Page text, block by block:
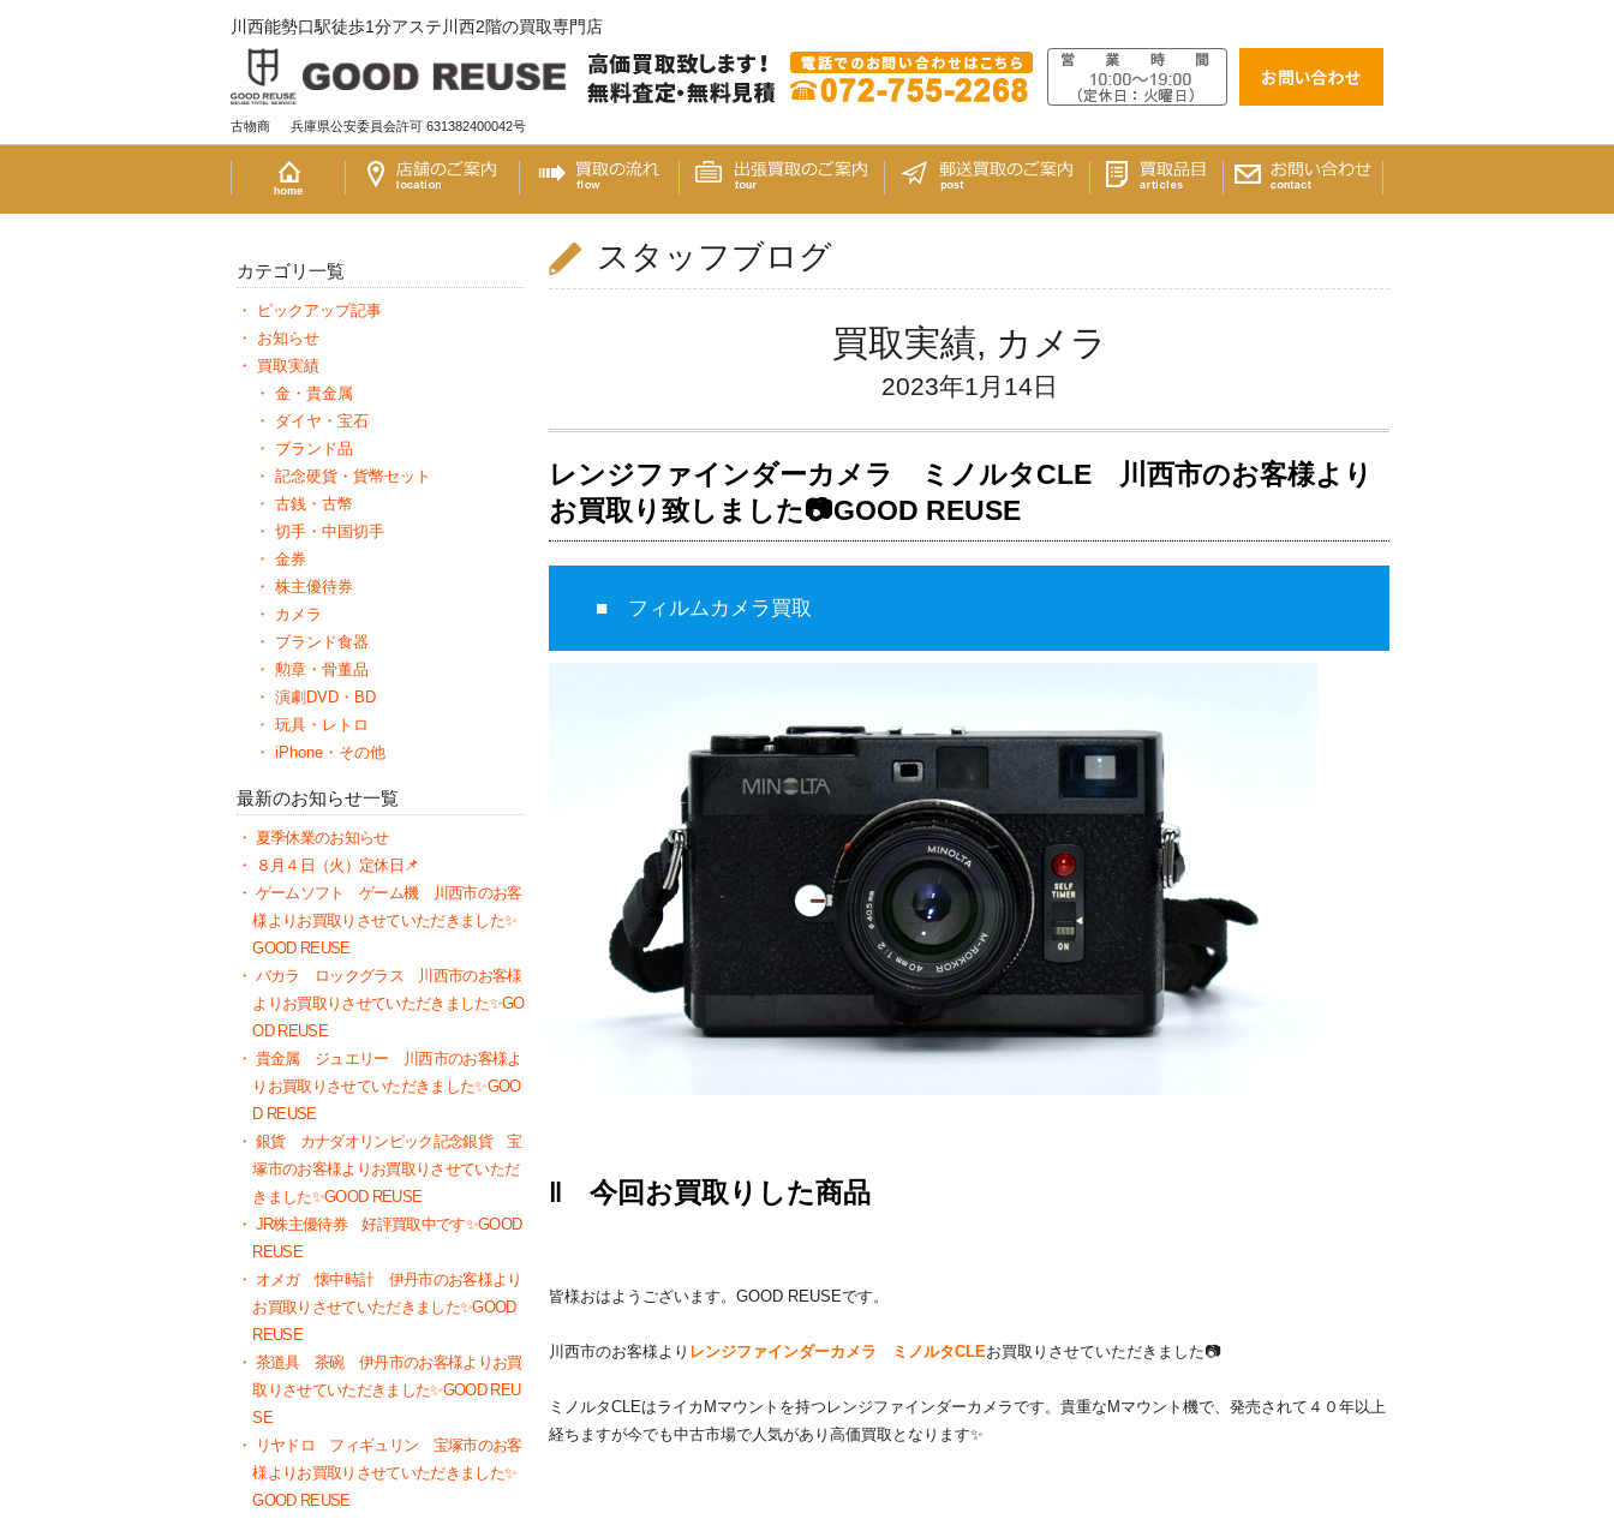
川西能勢口駅徒歩1分アステ川西2階の買取専門店
古物商 兵庫県公安委員会許可 631382400042号
スタッフブログ
買取実績, カメラ
2023年1月14日
レンジファインダーカメラ ミノルタCLE 川西市のお客様より
お買取り致しました📷GOOD REUSE
■ フィルムカメラ買取
‖ 今回お買取りした商品
皆様おはようございます。GOOD REUSEです。
川西市のお客様より レンジファインダーカメラ ミノルタCLEお買取りさせていただきました📷
ミノルタCLEはライカMマウントを持つレンジファインダーカメラです。貴重なMマウント機で、発売されて４０年以上
経ちますが今でも中古市場で人気があり高価買取となります✨
カテゴリ一覧
ピックアップ記事
お知らせ
買取実績
金・貴金属
ダイヤ・宝石
ブランド品
記念硬貨・貨幣セット
古銭・古幣
切手・中国切手
金券
株主優待券
カメラ
ブランド食器
勲章・骨董品
演劇DVD・BD
玩具・レトロ
iPhone・その他
最新のお知らせ一覧
夏季休業のお知らせ
８月４日（火）定休日📌
ゲームソフト ゲーム機 川西市のお客
様よりお買取りさせていただきました✨
GOOD REUSE
バカラ ロックグラス 川西市のお客様
よりお買取りさせていただきました✨GO
OD REUSE
貴金属 ジュエリー 川西市のお客様よ
りお買取りさせていただきました✨GOO
D REUSE
銀貨 カナダオリンピック記念銀貨 宝
塚市のお客様よりお買取りさせていただ
きました✨GOOD REUSE
JR株主優待券 好評買取中です✨GOOD
REUSE
オメガ 懐中時計 伊丹市のお客様より
お買取りさせていただきました✨GOOD
REUSE
茶道具 茶碗 伊丹市のお客様よりお買
取りさせていただきました✨GOOD REU
SE
リヤドロ フィギュリン 宝塚市のお客
様よりお買取りさせていただきました✨
GOOD REUSE